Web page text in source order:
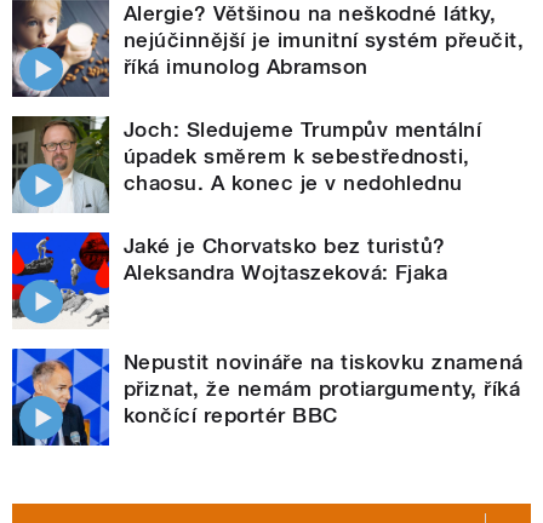
Alergie? Většinou na neškodné látky,
nejúčinnější je imunitní systém přeučit,
říká imunolog Abramson
Joch: Sledujeme Trumpův mentální
úpadek směrem k sebestřednosti,
chaosu. A konec je v nedohlednu
Jaké je Chorvatsko bez turistů?
Aleksandra Wojtaszeková: Fjaka
Nepustit novináře na tiskovku znamená
přiznat, že nemám protiargumenty, říká
končící reportér BBC